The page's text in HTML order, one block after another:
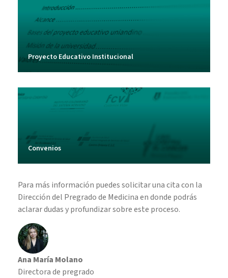
Proyecto Educativo Institucional
Convenios
Para más información puedes solicitar una cita con la
Dirección del Pregrado de Medicina en donde podrás
aclarar dudas y profundizar sobre este proceso.
Ana María Molano
Directora de pregrado